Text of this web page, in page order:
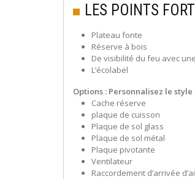
LES POINTS
Plateau fonte
Réserve à bois
De visibilité du feu avec
L’écolabel
Options : Personnalisez le style
Cache réserve
plaque de cuisson
Plaque de sol glass
Plaque de sol métal
Plaque pivotante
Ventilateur
Raccordement d’arrivée